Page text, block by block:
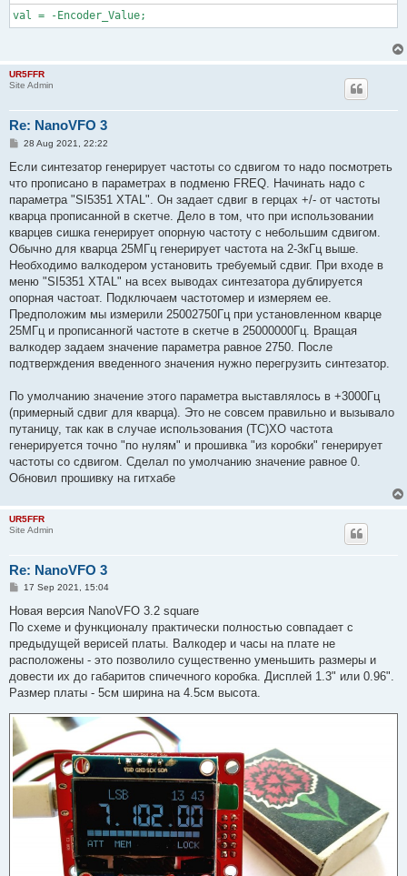
val = -Encoder_Value;
UR5FFR
Site Admin
Re: NanoVFO 3
P
s
28 Aug 2021, 22:22
Если синтезатор генерирует частоты со сдвигом то надо посмотреть
что прописано в параметрах в подменю FREQ. Начинать надо с
параметра "SI5351 XTAL". Он задает сдвиг в герцах +/- от частоты
кварца прописанной в скетче. Дело в том, что при использовании
кварцев сишка генерирует опорную частоту с небольшим сдвигом.
Обычно для кварца 25МГц генерирует частота на 2-3кГц выше.
Необходимо валкодером установить требуемый сдвиг. При входе в
меню "SI5351 XTAL" на всех выводах синтезатора дублируется
опорная частоат. Подключаем частотомер и измеряем ее.
Предположим мы измерили 25002750Гц при установленном кварце
25МГц и прописанногй частоте в скетче в 25000000Гц. Вращая
валкодер задаем значение параметра равное 2750. После
подтверждения введенного значения нужно перегрузить синтезатор.
По умолчанию значение этого параметра выставлялось в +3000Гц
(примерный сдвиг для кварца). Это не совсем правильно и вызывало
путаницу, так как в случае использования (TC)XO частота
генерируется точно "по нулям" и прошивка "из коробки" генерирует
частоты со сдвигом. Сделал по умолчанию значение равное 0.
Обновил прошивку на гитхабе
UR5FFR
Site Admin
Re: NanoVFO 3
P
s
17 Sep 2021, 15:04
Новая версия NanoVFO 3.2 square
По схеме и функционалу практически полностью совпадает с
предыдущей верисей платы. Валкодер и часы на плате не
расположены - это позволило существенно уменьшить размеры и
довести их до габаритов спичечного коробка. Дисплей 1.3" или 0.96".
Размер платы - 5см ширина на 4.5см высота.